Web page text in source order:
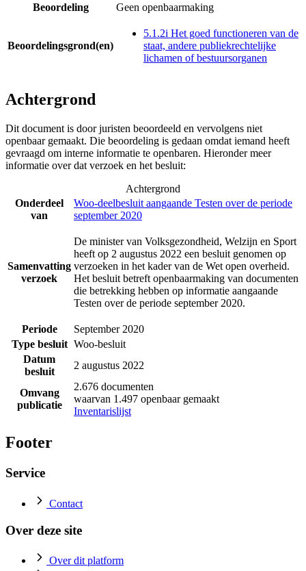
Beoordeling
Geen openbaarmaking
Beoordelingsgrond(en)
5.1.2i Het goed functioneren van de
staat, andere publiekrechtelijke
lichamen of bestuursorganen
Achtergrond
Dit document is door juristen beoordeeld en vervolgens niet
openbaar gemaakt. Die beoordeling is gedaan omdat iemand heeft
gevraagd om interne informatie te openbaren. Hieronder meer
informatie over dat verzoek en het besluit:
Achtergrond
Onderdeel
van
Woo-deelbesluit aangaande Testen over de periode
september 2020
Samenvatting
verzoek
De minister van Volksgezondheid, Welzijn en Sport
heeft op 2 augustus 2022 een besluit genomen op
verzoeken in het kader van de Wet open overheid.
Het besluit betreft openbaarmaking van documenten
die betrekking hebben op informatie aangaande
Testen over de periode september 2020.
Periode
September 2020
Type besluit Woo-besluit
Datum
besluit
2 augustus 2022
Omvang
publicatie
2.676 documenten
waarvan 1.497 openbaar gemaakt
Inventarislijst
Footer
Service
Contact
Over deze site
Over dit platform